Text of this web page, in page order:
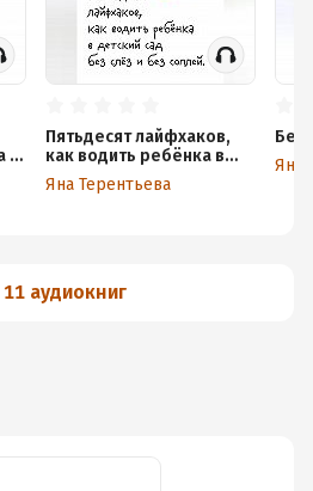
я
Пятьдесят лайфхаков,
как водить ребёнка в
детский сад без слёз и
без соплей
Яна Терентьева
Яна
аудиокниг